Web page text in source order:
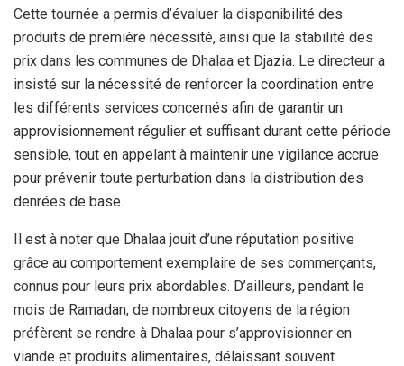
Cette tournée a permis d’évaluer la disponibilité des
produits de première nécessité, ainsi que la stabilité des
prix dans les communes de Dhalaa et Djazia. Le directeur a
insisté sur la nécessité de renforcer la coordination entre
les différents services concernés afin de garantir un
approvisionnement régulier et suffisant durant cette période
sensible, tout en appelant à maintenir une vigilance accrue
pour prévenir toute perturbation dans la distribution des
denrées de base.
Il est à noter que Dhalaa jouit d’une réputation positive
grâce au comportement exemplaire de ses commerçants,
connus pour leurs prix abordables. D’ailleurs, pendant le
mois de Ramadan, de nombreux citoyens de la région
préfèrent se rendre à Dhalaa pour s’approvisionner en
viande et produits alimentaires, délaissant souvent